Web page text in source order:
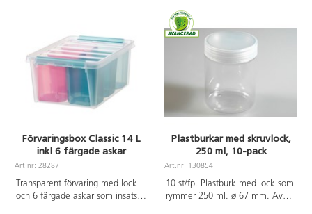
Förvaringsbox Classic 14 L
inkl 6 färgade askar
Art.nr: 28287
Transparent förvaring med lock
och 6 färgade askar som insats.
Plastburkar med skruvlock,
250 ml, 10-pack
Art.nr: 130854
10 st/fp. Plastburk med lock som
rymmer 250 ml. ø 67 mm. Av